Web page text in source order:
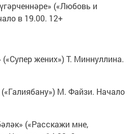
(«Любовь и
в 19.00. 12+
жених») Т. Миннуллина.
М. Файзи. Начало
(«Расскажи мне,